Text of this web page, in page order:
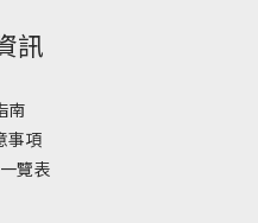
訊
南
事項
覽表